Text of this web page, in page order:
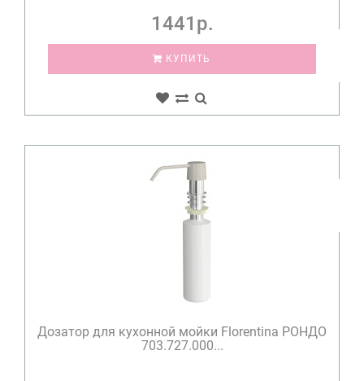
1441р.
КУПИТЬ
Дозатор для кухонной мойки Florentina РОНДО
703.727.000...